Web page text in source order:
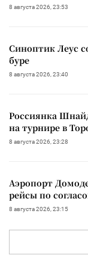
8 августа 2026, 23:53
Синоптик Леус
буре
8 августа 2026, 23:40
Россиянка
на турнире в
8 августа 2026, 23:28
Аэропорт
рейсы по
8 августа 2026, 23:15